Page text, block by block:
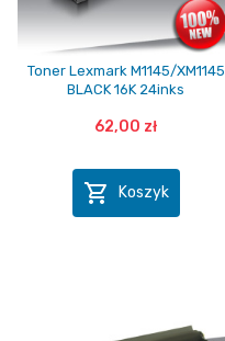
Toner Lexmark M1145/XM1145
BLACK 16K 24inks
62,00 zł
 Koszyk